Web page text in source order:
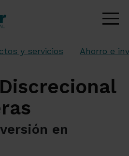
y servicios Ahorro e
en